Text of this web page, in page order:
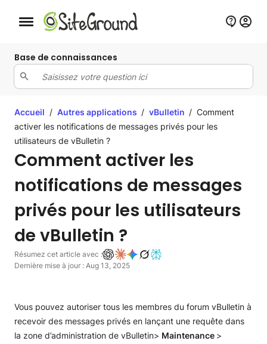
Bouton de navigation mobile
Base de connaissances
Accueil / Autres applications / vBulletin / Comment
activer les notifications de messages privés pour les
utilisateurs de vBulletin ?
Comment activer les
notifications de messages
privés pour les utilisateurs
de vBulletin ?
Résumez cet article avec :
Dernière mise à jour : Aug 13, 2025
Vous pouvez autoriser tous les membres du forum vBulletin à
recevoir des messages privés en lançant une requête dans
la zone d’administration de vBulletin> Maintenance >